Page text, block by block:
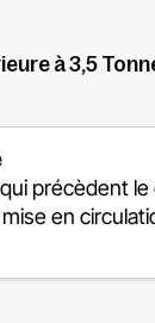
à 3,5
précèdent
en